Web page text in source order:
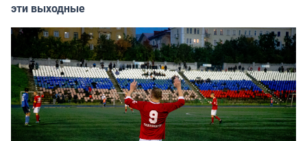
эти выходные